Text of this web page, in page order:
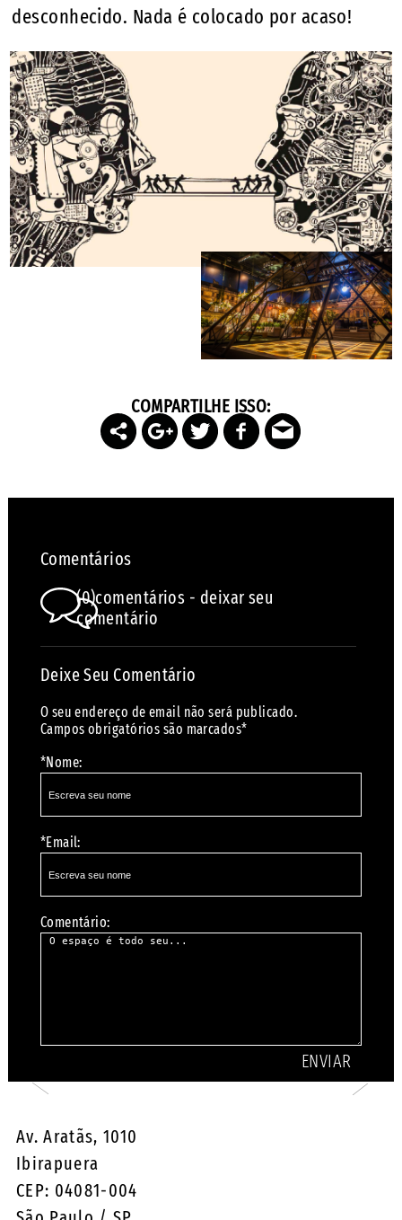
desconhecido. Nada é colocado por acaso!
COMPARTILHE ISSO:
Comentários
(0)comentários - deixar seu
comentário
Deixe Seu Comentário
O seu endereço de email não será publicado.
Campos obrigatórios são marcados*
*Nome:
*Email:
Comentário:
Av. Aratãs, 1010
Ibirapuera
CEP: 04081-004